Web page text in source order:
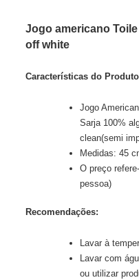
Jogo americano
off white
Características do
Jogo
Sarja 100%
clean(semi
Medidas: 45
O preço
pessoa)
Recomendações:
Lavar à
Lavar com
ou utilizar